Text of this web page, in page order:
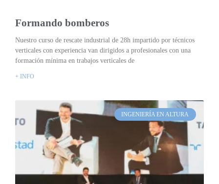
Formando bomberos
Nuestro curso de rescate industrial de 28h impartido por técnicos
verticales con experiencia van dirigidos a profesionales con una
formación mínima en trabajos verticales de
+ INFO
INGENIERÍA EN ALTURA